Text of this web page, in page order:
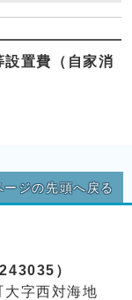
置費（自家消
ージの先頭へ戻る
）
字西対海地